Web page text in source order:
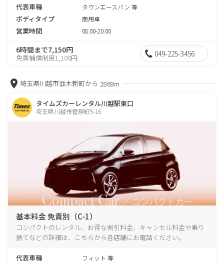
代表車種 タウンエースバン 等
ボディタイプ 商用車
営業時間 08:00-20:00
6時間まで7,150円
免責補償制度1,100円 049-225-3456
埼玉県川越市並木新町から 2869m
タイムズカーレンタル川越駅東口
埼玉県川越市菅原町9-16
基本料金 免責別（C-1）
コンパクトのレンタル、お得な割引料金、キャンセル料金や乗り
捨てなどの詳細は、こちらから各店舗にお電話ください。
代表車種 フィット 等